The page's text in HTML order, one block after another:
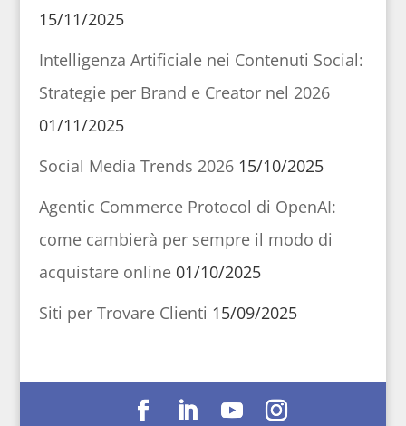
15/11/2025
Intelligenza Artificiale nei Contenuti Social:
Strategie per Brand e Creator nel 2026
01/11/2025
Social Media Trends 2026 15/10/2025
Agentic Commerce Protocol di OpenAI:
come cambierà per sempre il modo di
acquistare online 01/10/2025
Siti per Trovare Clienti 15/09/2025